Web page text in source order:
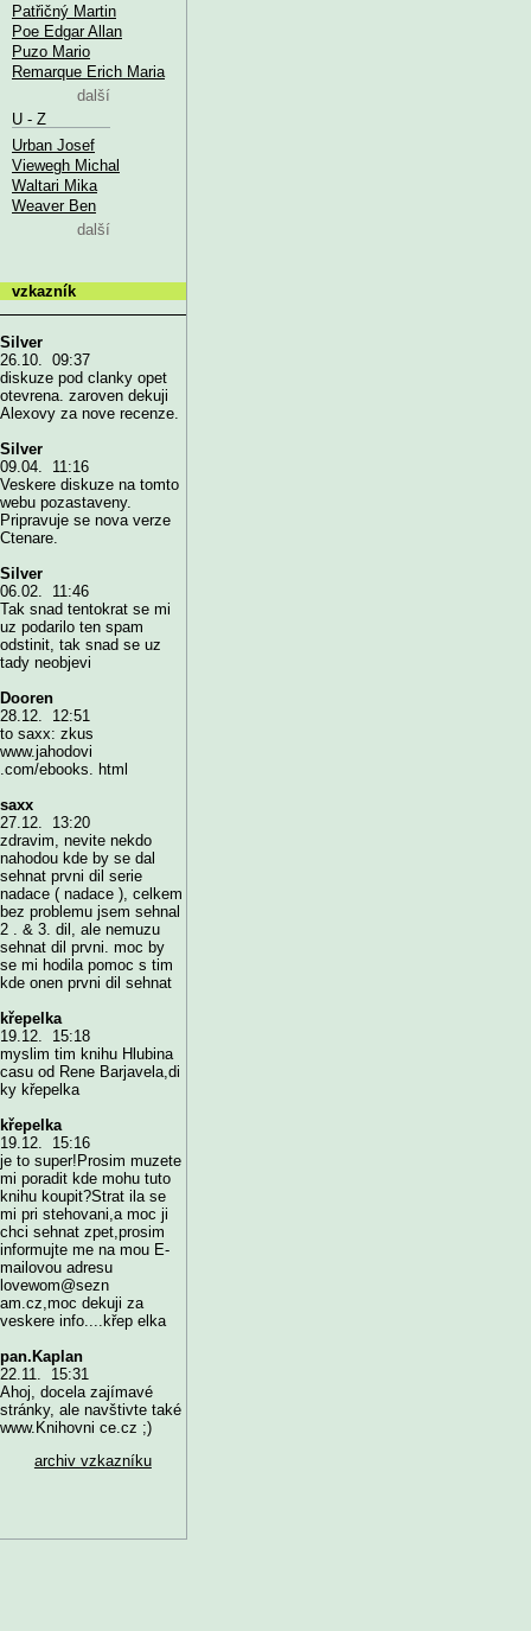
Patřičný Martin
Poe Edgar Allan
Puzo Mario
Remarque Erich Maria
další
U - Z
Urban Josef
Viewegh Michal
Waltari Mika
Weaver Ben
další
vzkazník
Silver
26.10. 09:37
diskuze pod clanky opet
otevrena. zaroven dekuji
Alexovy za nove recenze.
Silver
09.04. 11:16
Veskere diskuze na tomto
webu pozastaveny.
Pripravuje se nova verze
Ctenare.
Silver
06.02. 11:46
Tak snad tentokrat se mi
uz podarilo ten spam
odstinit, tak snad se uz
tady neobjevi
Dooren
28.12. 12:51
to saxx: zkus
www.jahodovi
.com/ebooks. html
saxx
27.12. 13:20
zdravim, nevite nekdo
nahodou kde by se dal
sehnat prvni dil serie
nadace ( nadace ), celkem
bez problemu jsem sehnal
2 . & 3. dil, ale nemuzu
sehnat dil prvni. moc by
se mi hodila pomoc s tim
kde onen prvni dil sehnat
křepelka
19.12. 15:18
myslim tim knihu Hlubina
casu od Rene Barjavela,di
ky křepelka
křepelka
19.12. 15:16
je to super!Prosim muzete
mi poradit kde mohu tuto
knihu koupit?Strat ila se
mi pri stehovani,a moc ji
chci sehnat zpet,prosim
informujte me na mou E-
mailovou adresu
lovewom@sezn
am.cz,moc dekuji za
veskere info....křep elka
pan.Kaplan
22.11. 15:31
Ahoj, docela zajímavé
stránky, ale navštivte také
www.Knihovni ce.cz ;)
archiv vzkazníku